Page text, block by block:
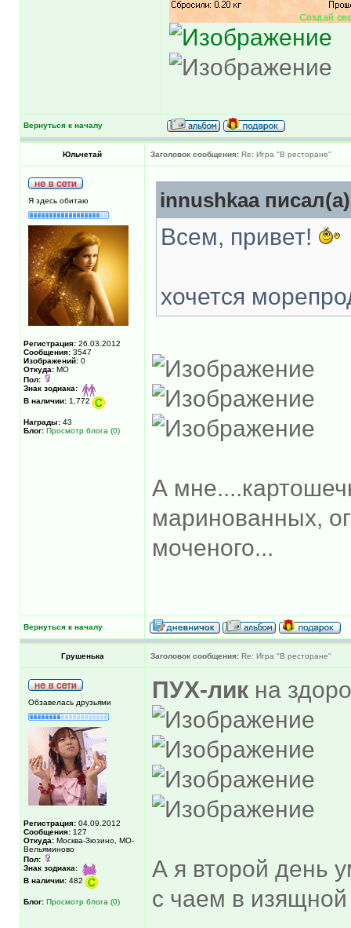
Вернуться к началу
Юльчетай Заголовок сообщения: Re: Игра "В ресторане"
Я здесь обитаю
Регистрация: 26.03.2012
Сообщения: 3547
Изображений: 0
Откуда: МО
Пол:
Знак зодиака:
В наличии: 1,772
Награды: 43
Блог: Просмотр блога (0)
innushkaa
Всем, привет!
хочется
А
маринованных,
моченого...
Вернуться к началу
Грушенька Заголовок сообщения: Re: Игра "В ресторане"
Обзавелась друзьями
Регистрация: 04.09.2012
Сообщения: 127
Откуда: Москва-Зюзино, МО-
Вельяминово
Пол:
Знак зодиака:
В наличии: 482
Блог: Просмотр блога (0)
ПУХ-лик на
А я второй день
с чаем в